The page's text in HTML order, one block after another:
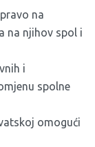
na
na njihov spol i
i
spolne
omogući